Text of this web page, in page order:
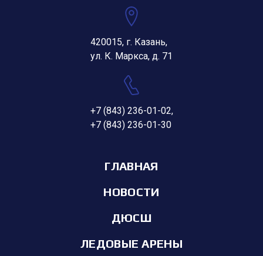
420015, г. Казань,
ул. К. Маркса, д. 71
+7 (843) 236-01-02,
+7 (843) 236-01-30
ГЛАВНАЯ
НОВОСТИ
ДЮСШ
ЛЕДОВЫЕ АРЕНЫ